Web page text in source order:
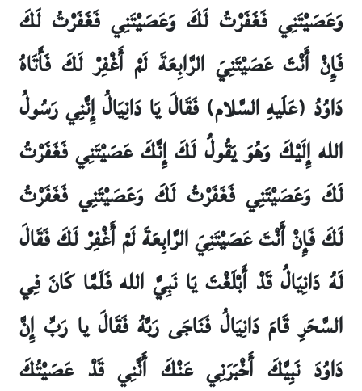
وَعَصَيْتَنِي فَغَفَرْتُ لَكَ وَعَصَيْتَنِي فَغَفَرْتُ لَكَ
فَإِنْ أَنْتَ عَصَيْتَنِيَ الرَّابِعَةَ لَمْ أَغْفِرْ لَكَ فَأَتَاهُ
دَاوُدُ (عَلَيهِ السَّلام) فَقَالَ يَا دَانِيَالُ إِنَّنِي رَسُولُ
الله إِلَيْكَ وَهُوَ يَقُولُ لَكَ إِنَّكَ عَصَيْتَنِي فَغَفَرْتُ
لَكَ وَعَصَيْتَنِي فَغَفَرْتُ لَكَ وَعَصَيْتَنِي فَغَفَرْتُ
لَكَ فَإِنْ أَنْتَ عَصَيْتَنِيَ الرَّابِعَةَ لَمْ أَغْفِرْ لَكَ فَقَالَ
لَهُ دَانِيَالُ قَدْ أَبْلَغْتَ يَا نَبِيَّ الله فَلَمَّا كَانَ فِي
السَّحَرِ قَامَ دَانِيَالُ فَنَاجَى رَبَّهُ فَقَالَ یا رَبِّ إِنَّ
دَاوُدَ نَبِيَّكَ أَخْبَرَنِي عَنْكَ أَنَّنِي قَدْ عَصَيْتُكَ